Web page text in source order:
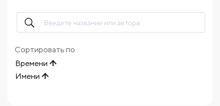
Сортировать по
Времени
Имени